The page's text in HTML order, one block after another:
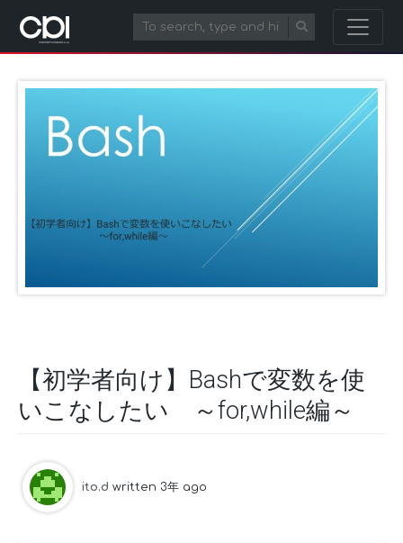
【初学者向け】Bashで変数を使
いこなしたい ～for,while編～
ito.d written 3年 ago